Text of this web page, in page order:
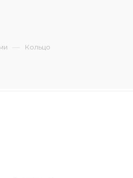
— Кольцо